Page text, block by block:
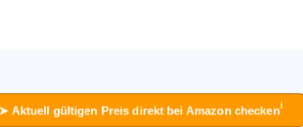
➤ Aktuell gültigen Preis direkt bei Amazon checkenℹ︎